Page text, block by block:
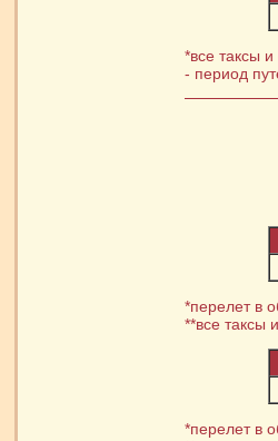
*все таксы
- период
*перелет в
**все таксы
*перелет в